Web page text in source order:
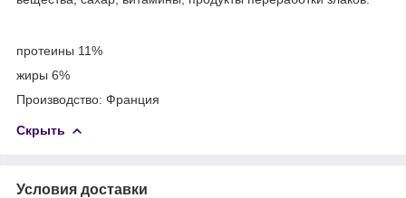
протеины 11%
жиры 6%
Производство: Франция
Скрыть
Условия доставки